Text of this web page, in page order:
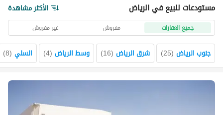
مستودعات للبيع في الرياض الأكثر مشاهدة
جميع العقارات مفروش غير مفروش
جنوب الرياض (
25
) شرق الرياض (
16
) وسط الرياض (
4
) السلي (
8
)